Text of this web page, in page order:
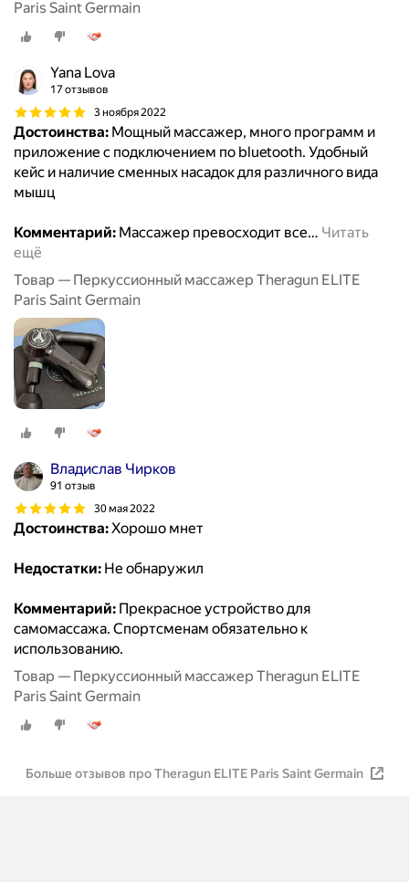
Paris Saint Germain
Yana Lova
17 отзывов
3 ноября 2022
Достоинства: Мощный массажер, много программ и
приложение с подключением по bluetooth. Удобный
кейс и наличие сменных насадок для различного вида
мышц
Комментарий: Массажер превосходит все… Читать
ещё
Товар — Перкуссионный массажер Theragun ELITE
Paris Saint Germain
Владислав Чирков
91 отзыв
30 мая 2022
Достоинства:Хорошо мнет
Недостатки: Не обнаружил
Комментарий: Прекрасное устройство для
самомассажа. Спортсменам обязательно к
использованию.
Товар — Перкуссионный массажер Theragun ELITE
Paris Saint Germain
Больше отзывов про Theragun ELITE Paris Saint Germain